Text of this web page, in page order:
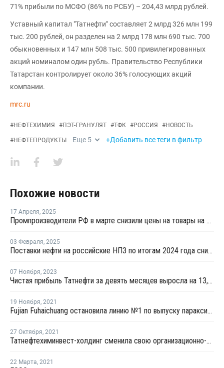
71% прибыли по МСФО (86% по РСБУ) – 204,43 млрд рублей.
Уставный капитал "Татнефти" составляет 2 млрд 326 млн 199
тыс. 200 рублей, он разделен на 2 млрд 178 млн 690 тыс. 700
обыкновенных и 147 млн 508 тыс. 500 привилегированных
акций номиналом один рубль. Правительство Республики
Татарстан контролирует около 36% голосующих акций
компании.
mrc.ru
#НЕФТЕХИМИЯ #ПЭТ-ГРАНУЛЯТ #ТФК #РОССИЯ #НОВОСТЬ
#НЕФТЕПРОДУКТЫ Еще 5 +Добавить все теги в фильтр
Похожие новости
17 Апреля, 2025
Промпроизводители РФ в марте снизили цены на товары на 1,5%
03 Февраля, 2025
Поставки нефти на российские НПЗ по итогам 2024 года снизились на 2,5%
07 Ноября, 2023
Чистая прибыль Татнефти за девять месяцев выросла на 13,3%
19 Ноября, 2021
Fujian Fuhaichuang остановила линию №1 по выпуску параксилола в Китае на ремонт
27 Октября, 2021
Татнефтехиминвест-холдинг сменила свою организационно-правовую форму
22 Марта, 2021